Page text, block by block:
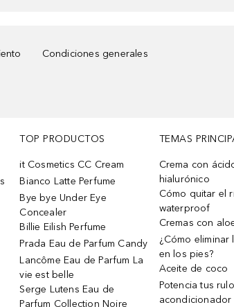
Condiciones generales
TOP PRODUCTOS
it Cosmetics CC Cream
Bianco Latte Perfume
Bye bye Under Eye
Concealer
Billie Eilish Perfume
Prada Eau de Parfum Candy
Lancôme Eau de Parfum La
vie est belle
Serge Lutens Eau de
Parfum Collection Noire
TEMAS
Crema con
hialurónico
Cómo quitar el
waterproof
Cremas con
¿Cómo eliminar
en los pies?
Aceite de coco
Potencia tus